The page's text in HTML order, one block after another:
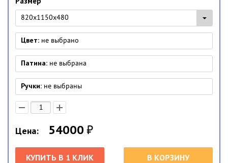
820x1150x480
Цвет: не выбрано
Патина: не выбрана
Ручки: не выбраны
Цена: 54000₽
КУПИТЬ В 1 КЛИК В КОРЗИНУ